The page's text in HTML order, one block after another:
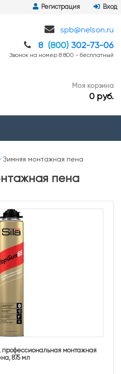
Регистрация Вход
spb@nelson.ru
8 (800) 302-73-06
Звонок на номер 8 800 - бесплатный
Моя корзина
0 руб.
Зимняя монтажная пена
пена
профессиональная монтажная
875 мл